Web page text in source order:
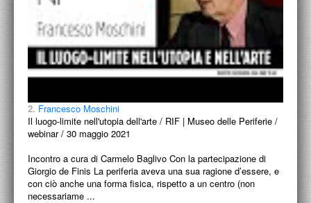
2. Francesco Moschini
Il luogo-limite nell'utopia dell'arte / RIF | Museo delle Periferie /
webinar / 30 maggio 2021
Incontro a cura di Carmelo Baglivo Con la partecipazione di
Giorgio de Finis La periferia aveva una sua ragione d’essere, e
con ciò anche una forma fisica, rispetto a un centro (non
necessariame ...